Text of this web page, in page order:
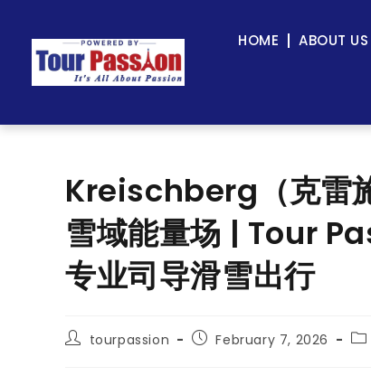
HOME ABOUT US
Kreischberg（克雷
雪域能量场 | Tour
专业司导滑雪出行
tourpassion February 7, 2026